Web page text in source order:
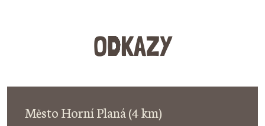
ODKAZY
Město Horní Planá (4 km)